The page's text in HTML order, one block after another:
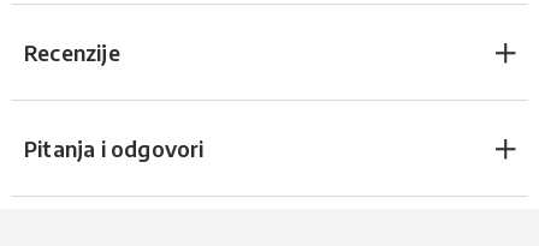
Recenzije
Pitanja i odgovori